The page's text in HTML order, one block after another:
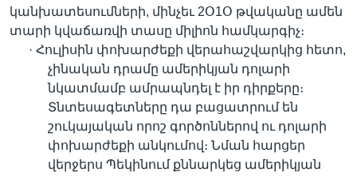
կանխատեսումների, մինչեւ 2Օ1Օ թվականը ամեն
տարի կվաճառվի տասը միլիոն համկարգիչ։
· Հուլիսին փոխարժեքի վերահաշվարկից հետո,
չինական դրամը ամերիկյան դոլարի
նկատմամբ ամրապնդել է իր դիրքերը։
Տնտեսագետները դա բացատրում են
շուկայական որոշ գործոններով ու դոլարի
փոխարժեքի անկումով։ Նման հարցեր
վերջերս Պեկինում քննարկեց ամերիկյան